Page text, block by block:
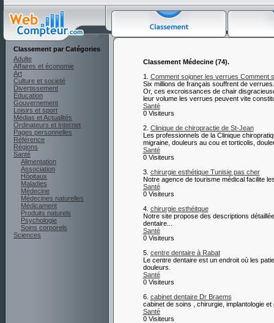
Classement par Catégories
Adulte
Affaires et économie
Art
Culture et societé
Divertissement
Éducation
Gouvernement
Loisirs et sport
Médias et Actualités
Ordinateurs et Internet
Pages personnelles
Référence
Régions
Santé
Alimentation
Association
Hôpitaux
Maladies
Médecine
Médecines naturelles
Médicament
Produits naturels
Psychologie
Soins corporels
Sciences
Classement Médecine (74).
1. Comment soigner les verrues Comment
Six millions de français souffrent de
Or, ces excroissances de chair
leur volume les verrues peuvent vite
Santé
0 Visiteurs
2. Clinique de chiropractie de St-Jean
Les professionnels de la Clinique
migraine, douleurs au cou et torticolis,
Santé
0 Visiteurs
3. chirurgie esthétique Tunisie pas cher
Notre agence de tourisme médical facilite
Santé
0 Visiteurs
4. chirurgie esthéitque
Notre site propose des descriptions
dentaire...
Santé
0 Visiteurs
5. centre dentaire à Rabat
Le centre dentaire est un endroit où les
douleurs.
Santé
0 Visiteurs
6. cabinet dentaire Dr Braems
cabinet de soins , chirurgie, implantologie et
Santé
0 Visiteurs